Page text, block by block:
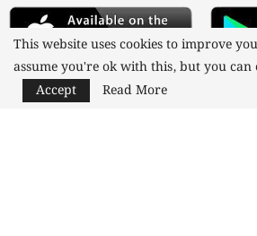
This website uses cookies to improve
assume you're ok with this, but you
Accept
Read More